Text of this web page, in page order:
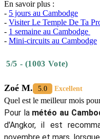
Une semaine au Cambodge
7 jours, vous offre une
culturelle et historique de
Phnom Penh aux merveilles
étape, qu'il s'agisse de
unique du patrimoine
délicatesse des sculptures
visite du lac Tonlé Sap,
les vues panoramiques
du doigt la vie
itinéraire Cambodge 1
souvenirs impérissables
l’histoire de ce pays